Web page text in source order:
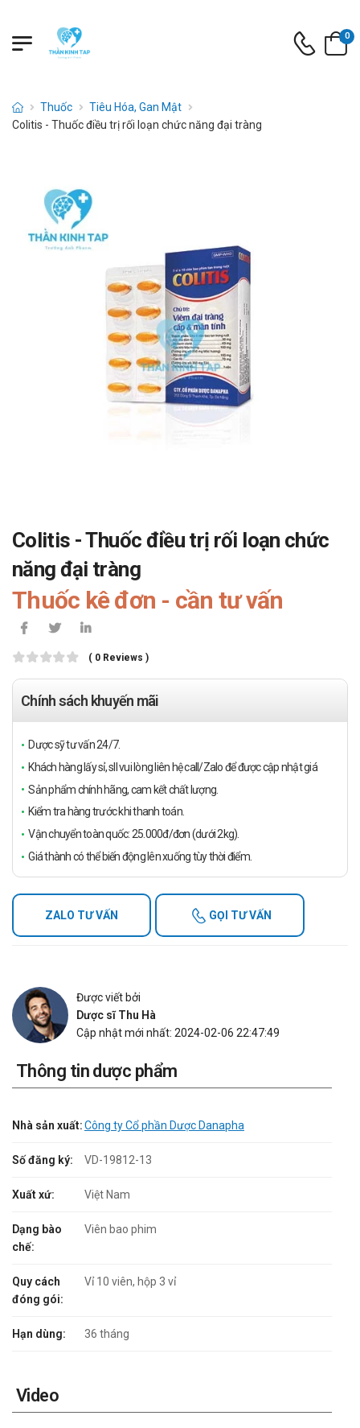
0
Thuốc
Tiêu Hóa, Gan Mật
Colitis - Thuốc điều trị rối loạn chức năng đại tràng
Colitis - Thuốc điều trị rối loạn chức
năng đại tràng
Thuốc kê đơn - cần tư vấn
( 0 Reviews )
Chính sách khuyến mãi
Dược sỹ tư vấn 24/7.
Khách hàng lấy sỉ, sll vui lòng liên hệ call/Zalo để được cập nhật giá
Sản phẩm chính hãng, cam kết chất lượng.
Kiểm tra hàng trước khi thanh toán.
Vận chuyển toàn quốc: 25.000đ/đơn (dưới 2kg).
Giá thành có thể biến động lên xuống tùy thời điểm.
ZALO TƯ VẤN GỌI TƯ VẤN
Được viết bởi
Dược sĩ Thu Hà
Cập nhật mới nhất: 2024-02-06 22:47:49
Thông tin dược phẩm
Nhà sản xuất:Công ty Cổ phần Dược Danapha
Số đăng ký: VD-19812-13
Xuất xứ: Việt Nam
Dạng bào
chế:
Viên bao phim
Quy cách
đóng gói:
Vỉ 10 viên, hộp 3 vỉ
Hạn dùng: 36 tháng
Video